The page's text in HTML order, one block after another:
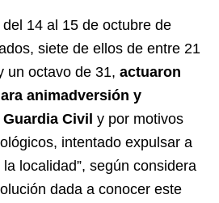
14 al 15 de octubre de
siete de ellos de entre 21
un octavo de 31, actuaron
animadversión y
Civil y por motivos
intentado expulsar a
localidad”, según considera
dada a conocer este